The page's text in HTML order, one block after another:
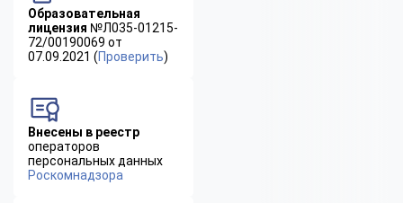
Образовательная
лицензия №Л035-01215-
72/00190069 от
07.09.2021 (Проверить)
Внесены в реестр
операторов
персональных данных
Роскомнадзора